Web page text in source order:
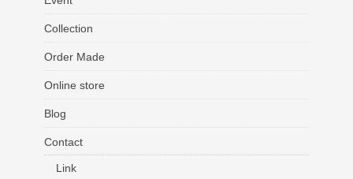
Collection
Order Made
Online store
Blog
Contact
Link